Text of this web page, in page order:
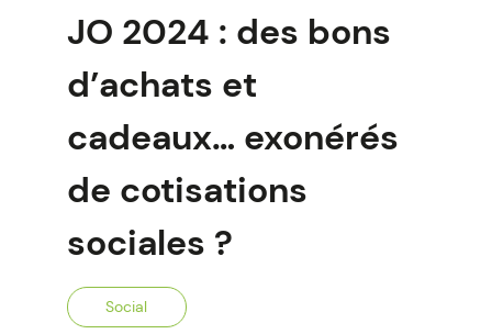
JO 2024 : des bons
d’achats et
cadeaux… exonérés
de cotisations
sociales ?
Social